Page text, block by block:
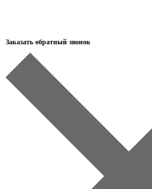
Заказать обратный звонок